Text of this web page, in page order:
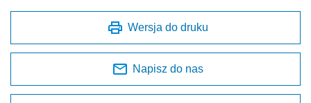
Wersja do druku
Napisz do nas